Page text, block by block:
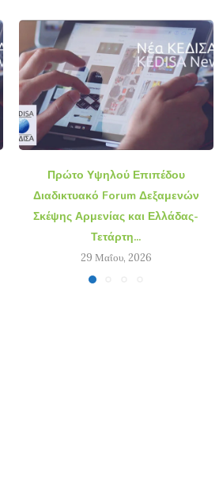
Πρώτο Υψηλού Επιπέδου
Διαδικτυακό Forum Δεξαμενών
Σκέψης Αρμενίας και Ελλάδας-
Τετάρτη...
29 Μαΐου, 2026